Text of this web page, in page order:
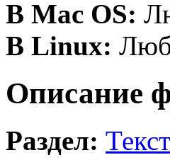
В Mac OS:
В Linux:
Описание
Раздел: